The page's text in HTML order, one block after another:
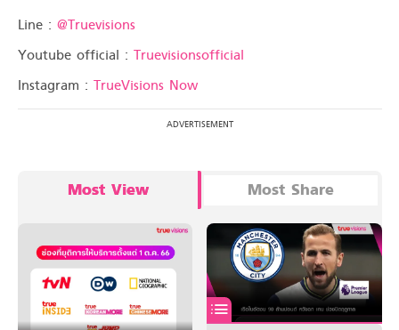
Line : @Truevisions
Youtube official : Truevisionsofficial
Instagram : TrueVisions Now
Most View Most Share